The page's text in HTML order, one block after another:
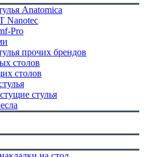
Anatomica
Nanotec
Pro
прочих брендов
столов
столов
стулья